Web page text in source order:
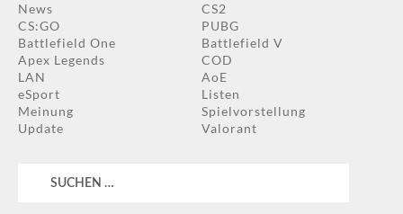
News
CS2
CS:GO
PUBG
Battlefield One
Battlefield V
Apex Legends
COD
LAN
AoE
eSport
Listen
Meinung
Spielvorstellung
Update
Valorant
Suchen